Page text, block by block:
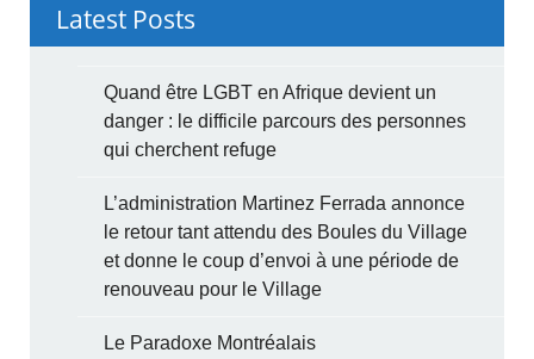
Latest Posts
Quand être LGBT en Afrique devient un
danger : le difficile parcours des personnes
qui cherchent refuge
L’administration Martinez Ferrada annonce
le retour tant attendu des Boules du Village
et donne le coup d’envoi à une période de
renouveau pour le Village
Le Paradoxe Montréalais